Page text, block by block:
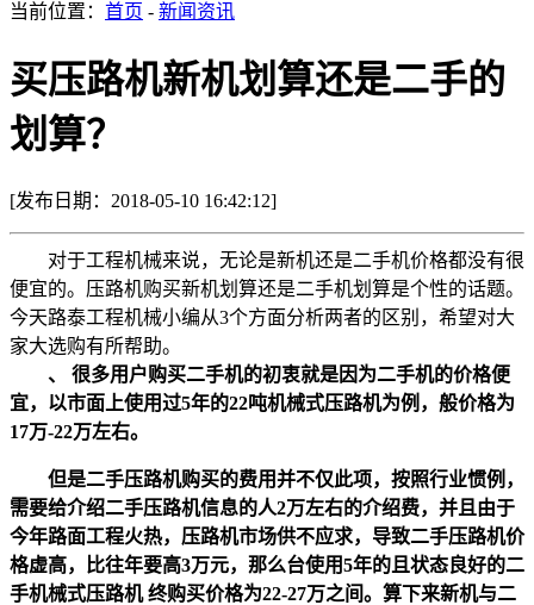
当前位置： 首页 - 新闻资讯
买压路机新机划算还是二手的
划算？
[发布日期：2018-05-10 16:42:12]
对于工程机械来说，无论是新机还是二手机价格都没有很
便宜的。压路机购买新机划算还是二手机划算是个性的话题。
今天路泰工程机械小编从3个方面分析两者的区别，希望对大
家大选购有所帮助。
、 很多用户购买二手机的初衷就是因为二手机的价格便
宜，以市面上使用过5年的22吨机械式压路机为例，般价格为
17万-22万左右。
但是二手压路机购买的费用并不仅此项，按照行业惯例，
需要给介绍二手压路机信息的人2万左右的介绍费，并且由于
今年路面工程火热，压路机市场供不应求，导致二手压路机价
格虚高，比往年要高3万元，那么台使用5年的且状态良好的二
手机械式压路机 终购买价格为22-27万之间。算下来新机与二